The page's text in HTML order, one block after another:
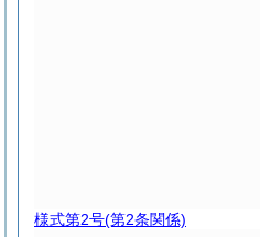
様式第2号(第2条関係)